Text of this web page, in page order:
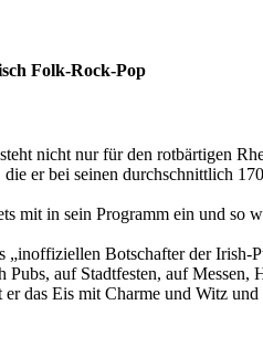
Folk-Rock-Pop
nicht nur für den rotbärtigen
er bei seinen durchschnittlich
mit in sein Programm ein und so
„inoffiziellen Botschafter der
auf Stadtfesten, auf
das Eis mit Charme und Witz